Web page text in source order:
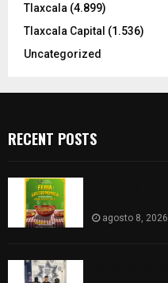
Tlaxcala (4.899)
Tlaxcala Capital (1.536)
Uncategorized
RECENT POSTS
agosto 8, 2026